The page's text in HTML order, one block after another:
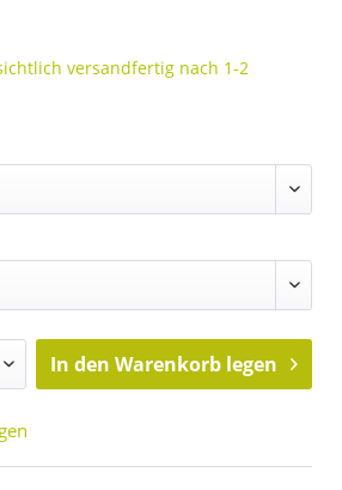
versandfertig nach 1-2
In den Warenkorb legen